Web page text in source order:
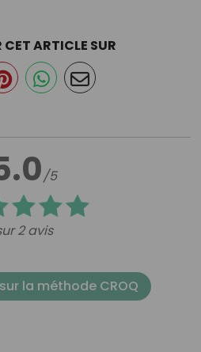
/5
2 avis
CET ARTICLE SUR
la méthode CROQ